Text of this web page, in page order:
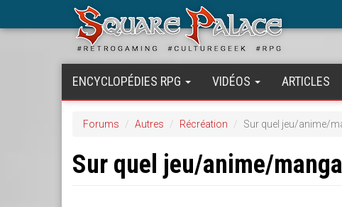
ENCYCLOPÉDIES RPG VIDÉOS ARTICLES
Forums Autres Récréation Sur quel jeu/anime/
Sur quel jeu/anime/